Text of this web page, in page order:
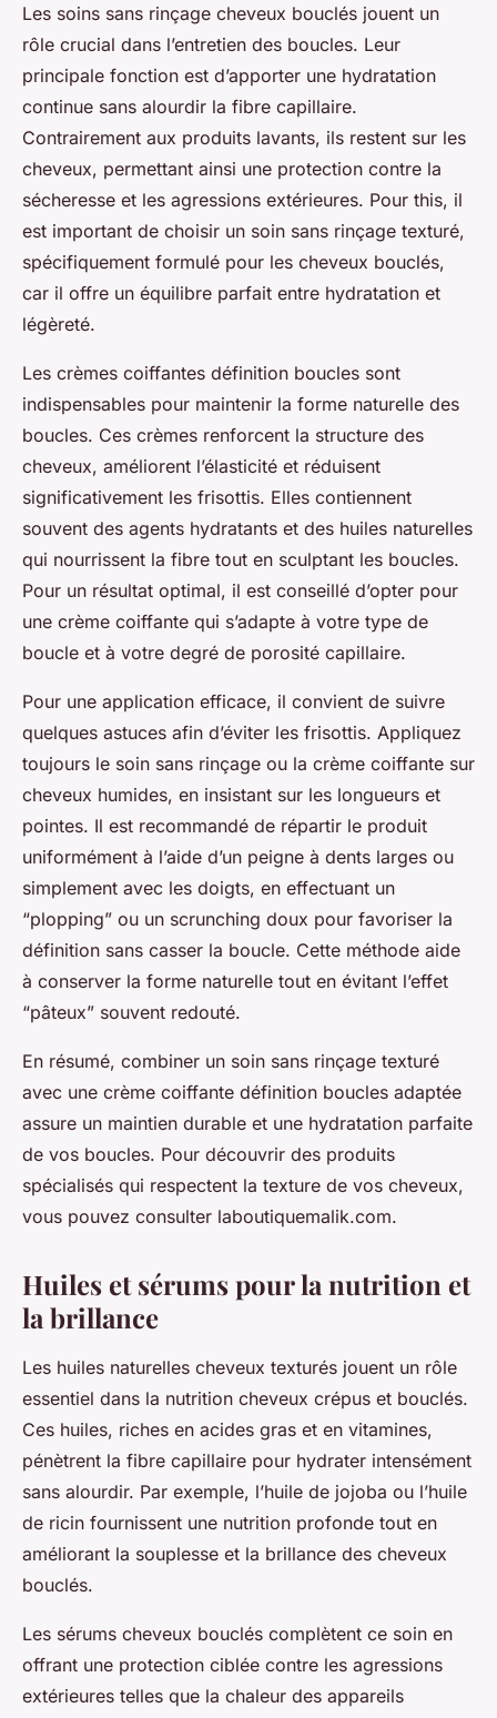
Les soins sans rinçage cheveux bouclés jouent un
rôle crucial dans l’entretien des boucles. Leur
principale fonction est d’apporter une hydratation
continue sans alourdir la fibre capillaire.
Contrairement aux produits lavants, ils restent sur les
cheveux, permettant ainsi une protection contre la
sécheresse et les agressions extérieures. Pour this, il
est important de choisir un soin sans rinçage texturé,
spécifiquement formulé pour les cheveux bouclés,
car il offre un équilibre parfait entre hydratation et
légèreté.
Les crèmes coiffantes définition boucles sont
indispensables pour maintenir la forme naturelle des
boucles. Ces crèmes renforcent la structure des
cheveux, améliorent l’élasticité et réduisent
significativement les frisottis. Elles contiennent
souvent des agents hydratants et des huiles naturelles
qui nourrissent la fibre tout en sculptant les boucles.
Pour un résultat optimal, il est conseillé d’opter pour
une crème coiffante qui s’adapte à votre type de
boucle et à votre degré de porosité capillaire.
Pour une application efficace, il convient de suivre
quelques astuces afin d’éviter les frisottis. Appliquez
toujours le soin sans rinçage ou la crème coiffante sur
cheveux humides, en insistant sur les longueurs et
pointes. Il est recommandé de répartir le produit
uniformément à l’aide d’un peigne à dents larges ou
simplement avec les doigts, en effectuant un
“plopping” ou un scrunching doux pour favoriser la
définition sans casser la boucle. Cette méthode aide
à conserver la forme naturelle tout en évitant l’effet
“pâteux” souvent redouté.
En résumé, combiner un soin sans rinçage texturé
avec une crème coiffante définition boucles adaptée
assure un maintien durable et une hydratation parfaite
de vos boucles. Pour découvrir des produits
spécialisés qui respectent la texture de vos cheveux,
vous pouvez consulter laboutiquemalik.com.
Huiles et sérums pour la nutrition et
la brillance
Les huiles naturelles cheveux texturés jouent un rôle
essentiel dans la nutrition cheveux crépus et bouclés.
Ces huiles, riches en acides gras et en vitamines,
pénètrent la fibre capillaire pour hydrater intensément
sans alourdir. Par exemple, l’huile de jojoba ou l’huile
de ricin fournissent une nutrition profonde tout en
améliorant la souplesse et la brillance des cheveux
bouclés.
Les sérums cheveux bouclés complètent ce soin en
offrant une protection ciblée contre les agressions
extérieures telles que la chaleur des appareils